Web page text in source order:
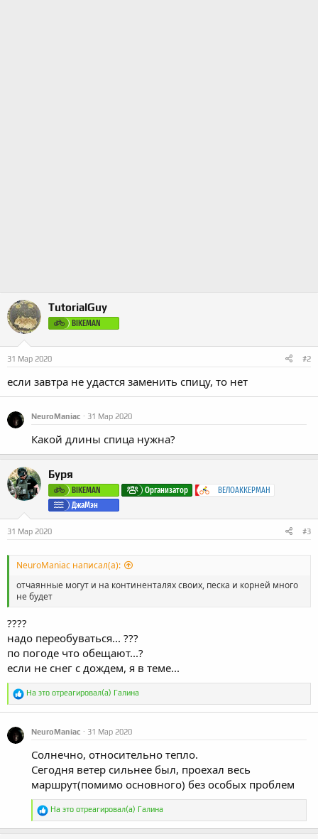
TutorialGuy
BIKEMAN
31 Мар 2020 #2
если завтра не удастся заменить спицу, то нет
NeuroManiac 31 Мар 2020
Какой длины спица нужна?
Буря
BIKEMAN Организатор
ВЕЛОАККЕРМАН
ДжаМэн
31 Мар 2020 #3
NeuroManiac написал(а):
отчаянные могут и на континенталях своих, песка и корней много
не будет
????
надо переобуваться... ??️?
по погоде что обещают...?
если не снег с дождем, я в теме...
Р
а
На это отреагировал(а) Галина
NeuroManiac 31 Мар 2020
Солнечно, относительно тепло.
Сегодня ветер сильнее был, проехал весь
маршрут(помимо основного) без особых проблем
Р
а
На это отреагировал(а) Галина